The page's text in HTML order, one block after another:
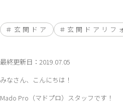
玄関ドア 玄関ドアリフ
最終更新日：2019.07.05
みなさん、こんにちは！
Mado Pro（マドプロ）スタッフです！